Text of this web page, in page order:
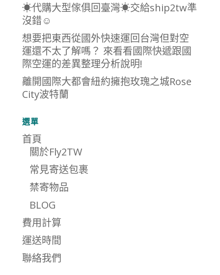
☀代購大型傢俱回臺灣☀交給ship2tw準
沒錯☺
想要把東西從國外快速運回台灣但對空
運還不太了解嗎？ 來看看國際快遞跟國
際空運的差異整理分析說明!
離開國際大都會紐約擁抱玫瑰之城Rose
City波特蘭
選單
首頁
關於Fly2TW
常見寄送包裹
禁寄物品
BLOG
費用計算
運送時間
聯絡我們